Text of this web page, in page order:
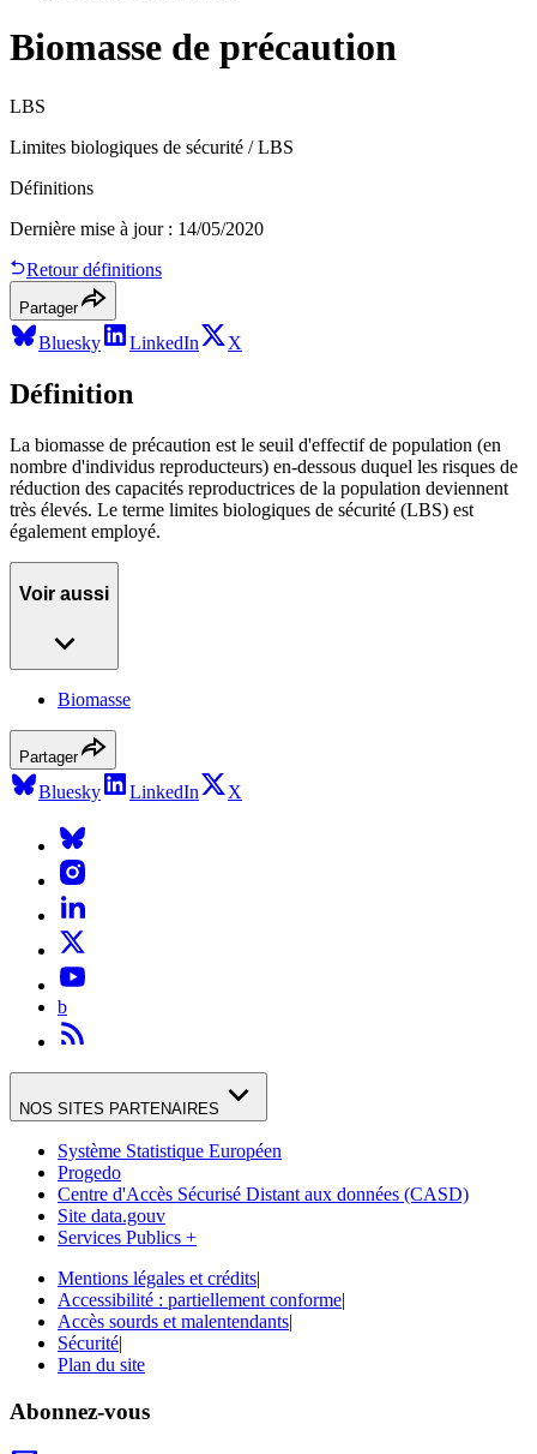
Biomasse de précaution
LBS
Limites biologiques de sécurité / LBS
Définitions
Dernière mise à jour: 14/05/2020
Retour définitions
Partager
Bluesky LinkedIn X
Définition
La biomasse de précaution est le seuil d'effectif de population (en
nombre d'individus reproducteurs) en-dessous duquel les risques de
réduction des capacités reproductrices de la population deviennent
très élevés. Le terme limites biologiques de sécurité (LBS) est
également employé.
Voir aussi
Biomasse
Partager
Bluesky LinkedIn X
b
NOS SITES PARTENAIRES
Système Statistique Européen
Progedo
Centre d'Accès Sécurisé Distant aux données (CASD)
Site data.gouv
Services Publics +
Mentions légales et crédits|
Accessibilité : partiellement conforme|
Accès sourds et malentendants|
Sécurité|
Plan du site
Abonnez-vous